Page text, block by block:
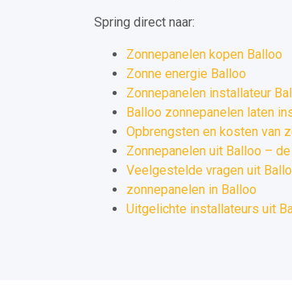
Spring direct naar:
Zonnepanelen kopen Balloo
Zonne energie Balloo
Zonnepanelen installateur
Balloo zonnepanelen laten
Opbrengsten en kosten van
Zonnepanelen uit Balloo –
Veelgestelde vragen uit
zonnepanelen in Balloo
Uitgelichte installateurs uit